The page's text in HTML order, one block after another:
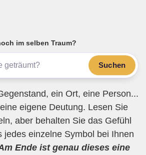
a
m
A
p
p
im selben Traum?
Suchen
ein Ort, eine Person...
eigene Deutung. Lesen Sie
aber behalten Sie das Gefühl
jedes einzelne Symbol bei Ihnen
Ende ist genau dieses eine